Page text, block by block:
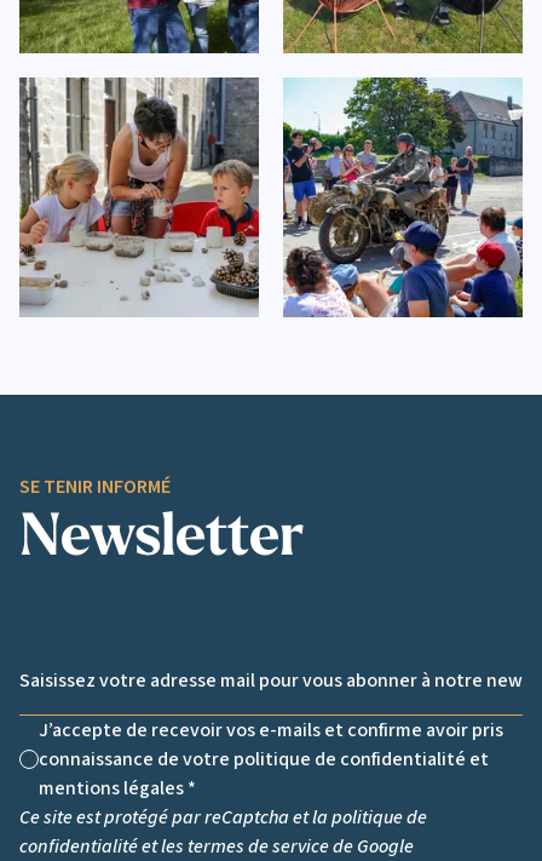
SE TENIR INFORMÉ
Newsletter
Non cochée
J’accepte de recevoir vos e-mails et confirme avoir pris
connaissance de votre politique de confidentialité et
mentions légales *
Ce site est protégé par reCaptcha et lapolitique de
confidentialitéet les termes de servicede Google